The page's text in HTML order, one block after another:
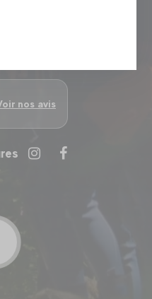
vives
vos activités cet été à
nos avis